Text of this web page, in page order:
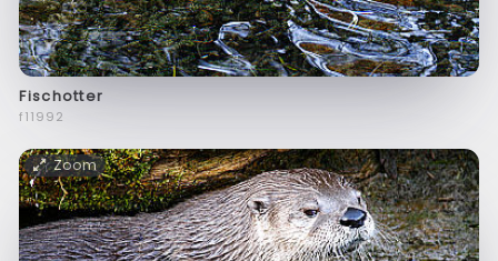
Fischotter
f11992
Zoom